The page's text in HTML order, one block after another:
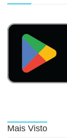
Mais Visto